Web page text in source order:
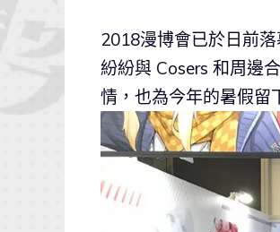
2018漫博會已於日前
紛紛與 Cosers 和周邊
情，也為今年的暑假留